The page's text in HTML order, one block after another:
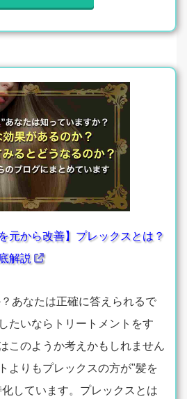
元から改善】プレックスとは？
解説
あなたは正確に答えられるで
たいならトリートメントをす
このようか考えかもしれません
よりもプレックスの方が"髪を
しています。プレックスとは